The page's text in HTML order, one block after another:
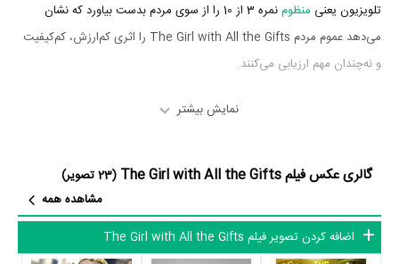
تلویزیون یعنی منظوم
نمره 3 از 10 را از سوی مردم بدست بیاورد که نشان
می‌دهد عموم مردم The Girl with All the Gifts را اثری کم‌ارزش، کم‌کیفیت
و نه‌چندان مهم ارزیابی می‌کنند.
with All the Gifts بازیگرانی چون
جما آرترتوندر نقش Helen Justineau،
در نقش Sgt.
Eddie Parks،
Dominique Tipper در نقش Devani،Anamaria
Marincaدر نقش Dr. Selkirk،Sennia Nanua
در نقش Melanie و
نمایش بیشتر
گالری عکس فیلم The Girl with All the Gifts
(23 تصویر)
مشاهده همه
اضافه کردن تصویر فیلم The Girl with All the Gifts